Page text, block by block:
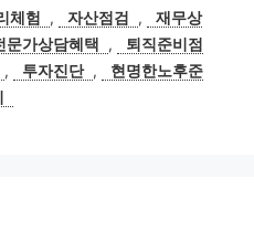
체험 , 자산점검 ,
재무상
문가상담혜택 ,
퇴직준비점
, 투자진단 ,
현명한노후준